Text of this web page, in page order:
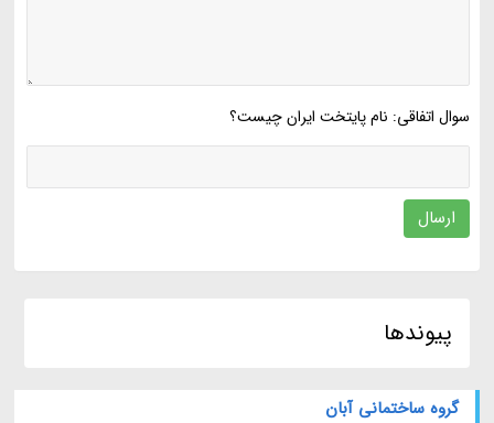
سوال اتفاقی: نام پایتخت ایران چیست؟
ارسال
پیوندها
گروه ساختمانی آبان